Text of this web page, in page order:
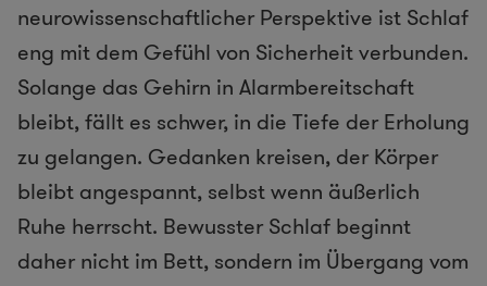
neurowissenschaftlicher Perspektive ist Schlaf
eng mit dem Gefühl von Sicherheit verbunden.
Solange das Gehirn in Alarmbereitschaft
bleibt, fällt es schwer, in die Tiefe der Erholung
zu gelangen. Gedanken kreisen, der Körper
bleibt angespannt, selbst wenn äußerlich
Ruhe herrscht. Bewusster Schlaf beginnt
daher nicht im Bett, sondern im Übergang vom